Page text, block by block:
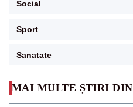
MAI MULTE ȘTIRI DIN
Social
Sport
Sanatate